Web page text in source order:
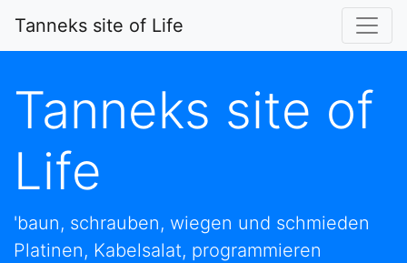
Tanneks site of Life
Tanneks site of
Life
'baun, schrauben, wiegen und schmieden
Platinen, Kabelsalat, programmieren